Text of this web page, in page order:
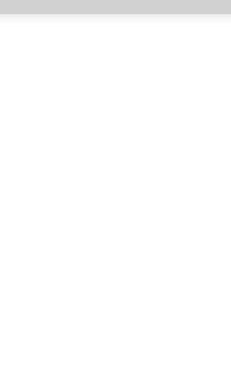
Türkinfo